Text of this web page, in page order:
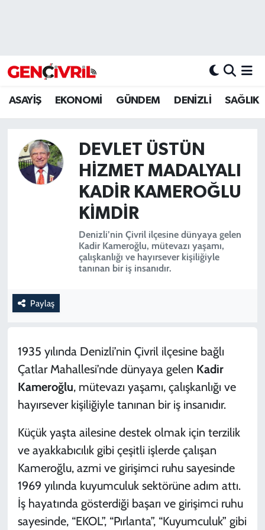
ASAYİŞ EKONOMİ GÜNDEM DENİZLİ SAĞLIK
DEVLET ÜSTÜN
HIZMET MADALYALI
KADIR KAMEROĞLU
KIMDIR
Denizli’nin Çivril ilçesine dünyaya gelen
Kadir Kameroğlu, mütevazı yaşamı,
çalışkanlığı ve hayırsever kişiliğiyle
tanınan bir iş insanıdır.
Paylaş
1935 yılında Denizli’nin Çivril ilçesine bağlı
Çatlar Mahallesi’nde dünyaya gelen Kadir
Kameroğlu, mütevazı yaşamı, çalışkanlığı ve
hayırsever kişiliğiyle tanınan bir iş insanıdır.
Küçük yaşta ailesine destek olmak için terzilik
ve ayakkabıcılık gibi çeşitli işlerde çalışan
Kameroğlu, azmi ve girişimci ruhu sayesinde
1969 yılında kuyumculuk sektörüne adım attı.
İş hayatında gösterdiği başarı ve girişimci ruhu
sayesinde, “EKOL”, “Pırlanta”, “Kuyumculuk” gibi
DENİZLİ
EĞİTİM
GÜNDEM
YAŞAM
Merkezefendi Trafik Yoğunluk Haritası
Süper Lig Puan Durumu ve Fikstür
Son Dakika Haberleri
Haber Arşivi